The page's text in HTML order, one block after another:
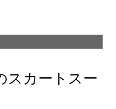
スカートスー